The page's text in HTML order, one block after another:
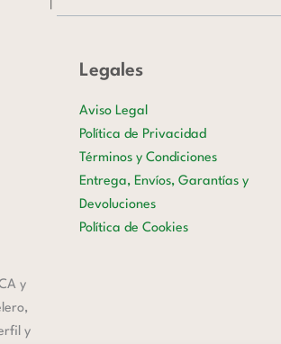
y
y
Legales
Aviso Legal
Política de Privacidad
Términos y Condiciones
Entrega, Envíos, Garantías y
Devoluciones
Política de Cookies